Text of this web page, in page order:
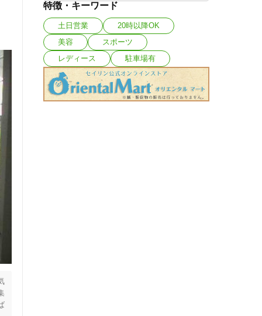
特徴・キーワード
土日営業
20時以降OK
美容
スポーツ
レディース
駐車場有